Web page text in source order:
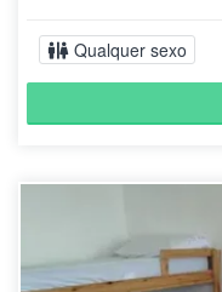
Qualquer sexo